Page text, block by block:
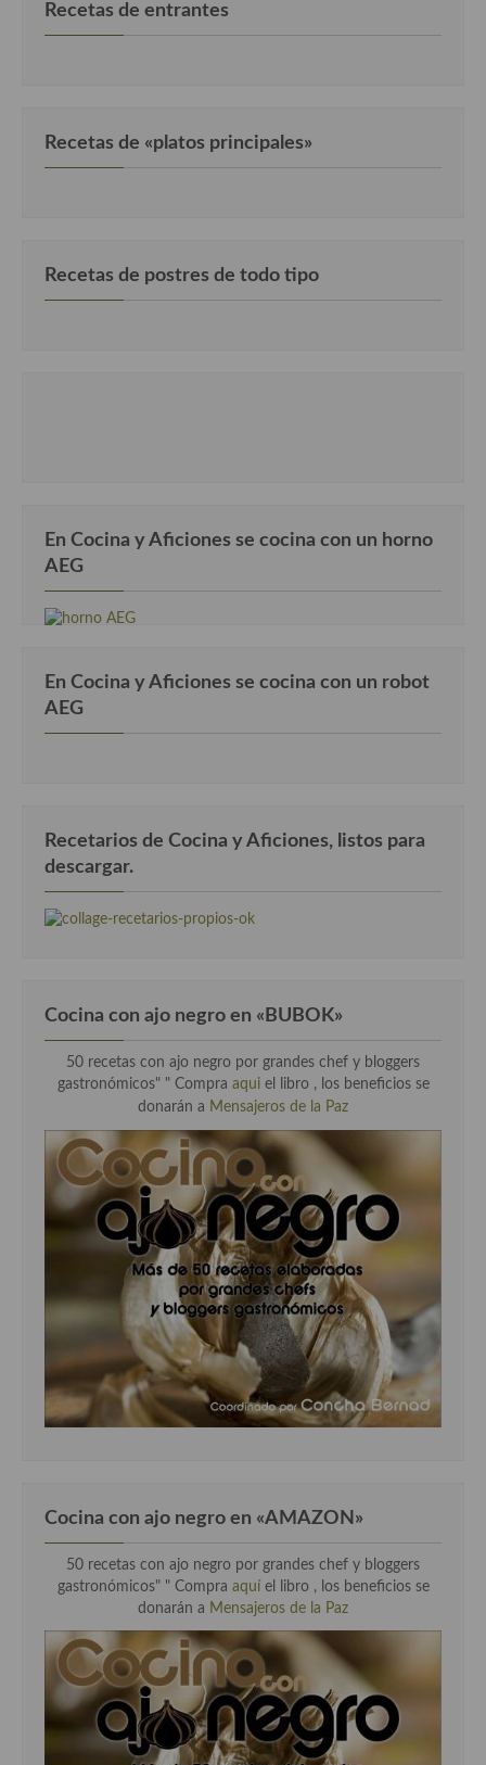
Recetas de entrantes
Recetas de «platos principales»
Recetas de postres de todo tipo
En Cocina y Aficiones se cocina con un horno
AEG
En Cocina y Aficiones se cocina con un robot
AEG
Recetarios de Cocina y Aficiones, listos para
descargar.
Cocina con ajo negro en «BUBOK»
50 recetas con ajo negro por grandes chef y bloggers
gastronómicos" " Compra aqui el libro , los beneficios se
donarán a Mensajeros de la Paz
Cocina con ajo negro en «AMAZON»
50 recetas con ajo negro por grandes chef y bloggers
gastronómicos" " Compra aquíel libro , los beneficios se
donarán a Mensajeros de la Paz